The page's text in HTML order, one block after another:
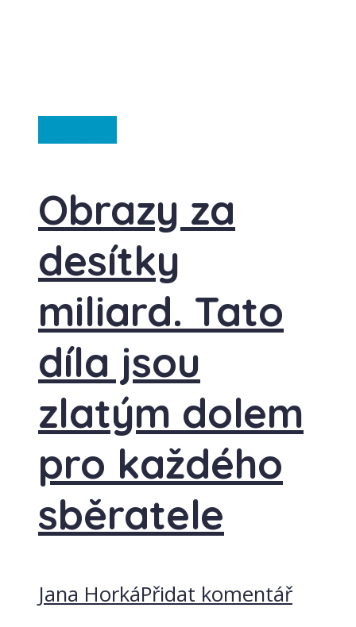
Obrazy za
desítky
miliard. Tato
díla jsou
zlatým dolem
pro každého
sběratele
Jana HorkáPřidat komentář